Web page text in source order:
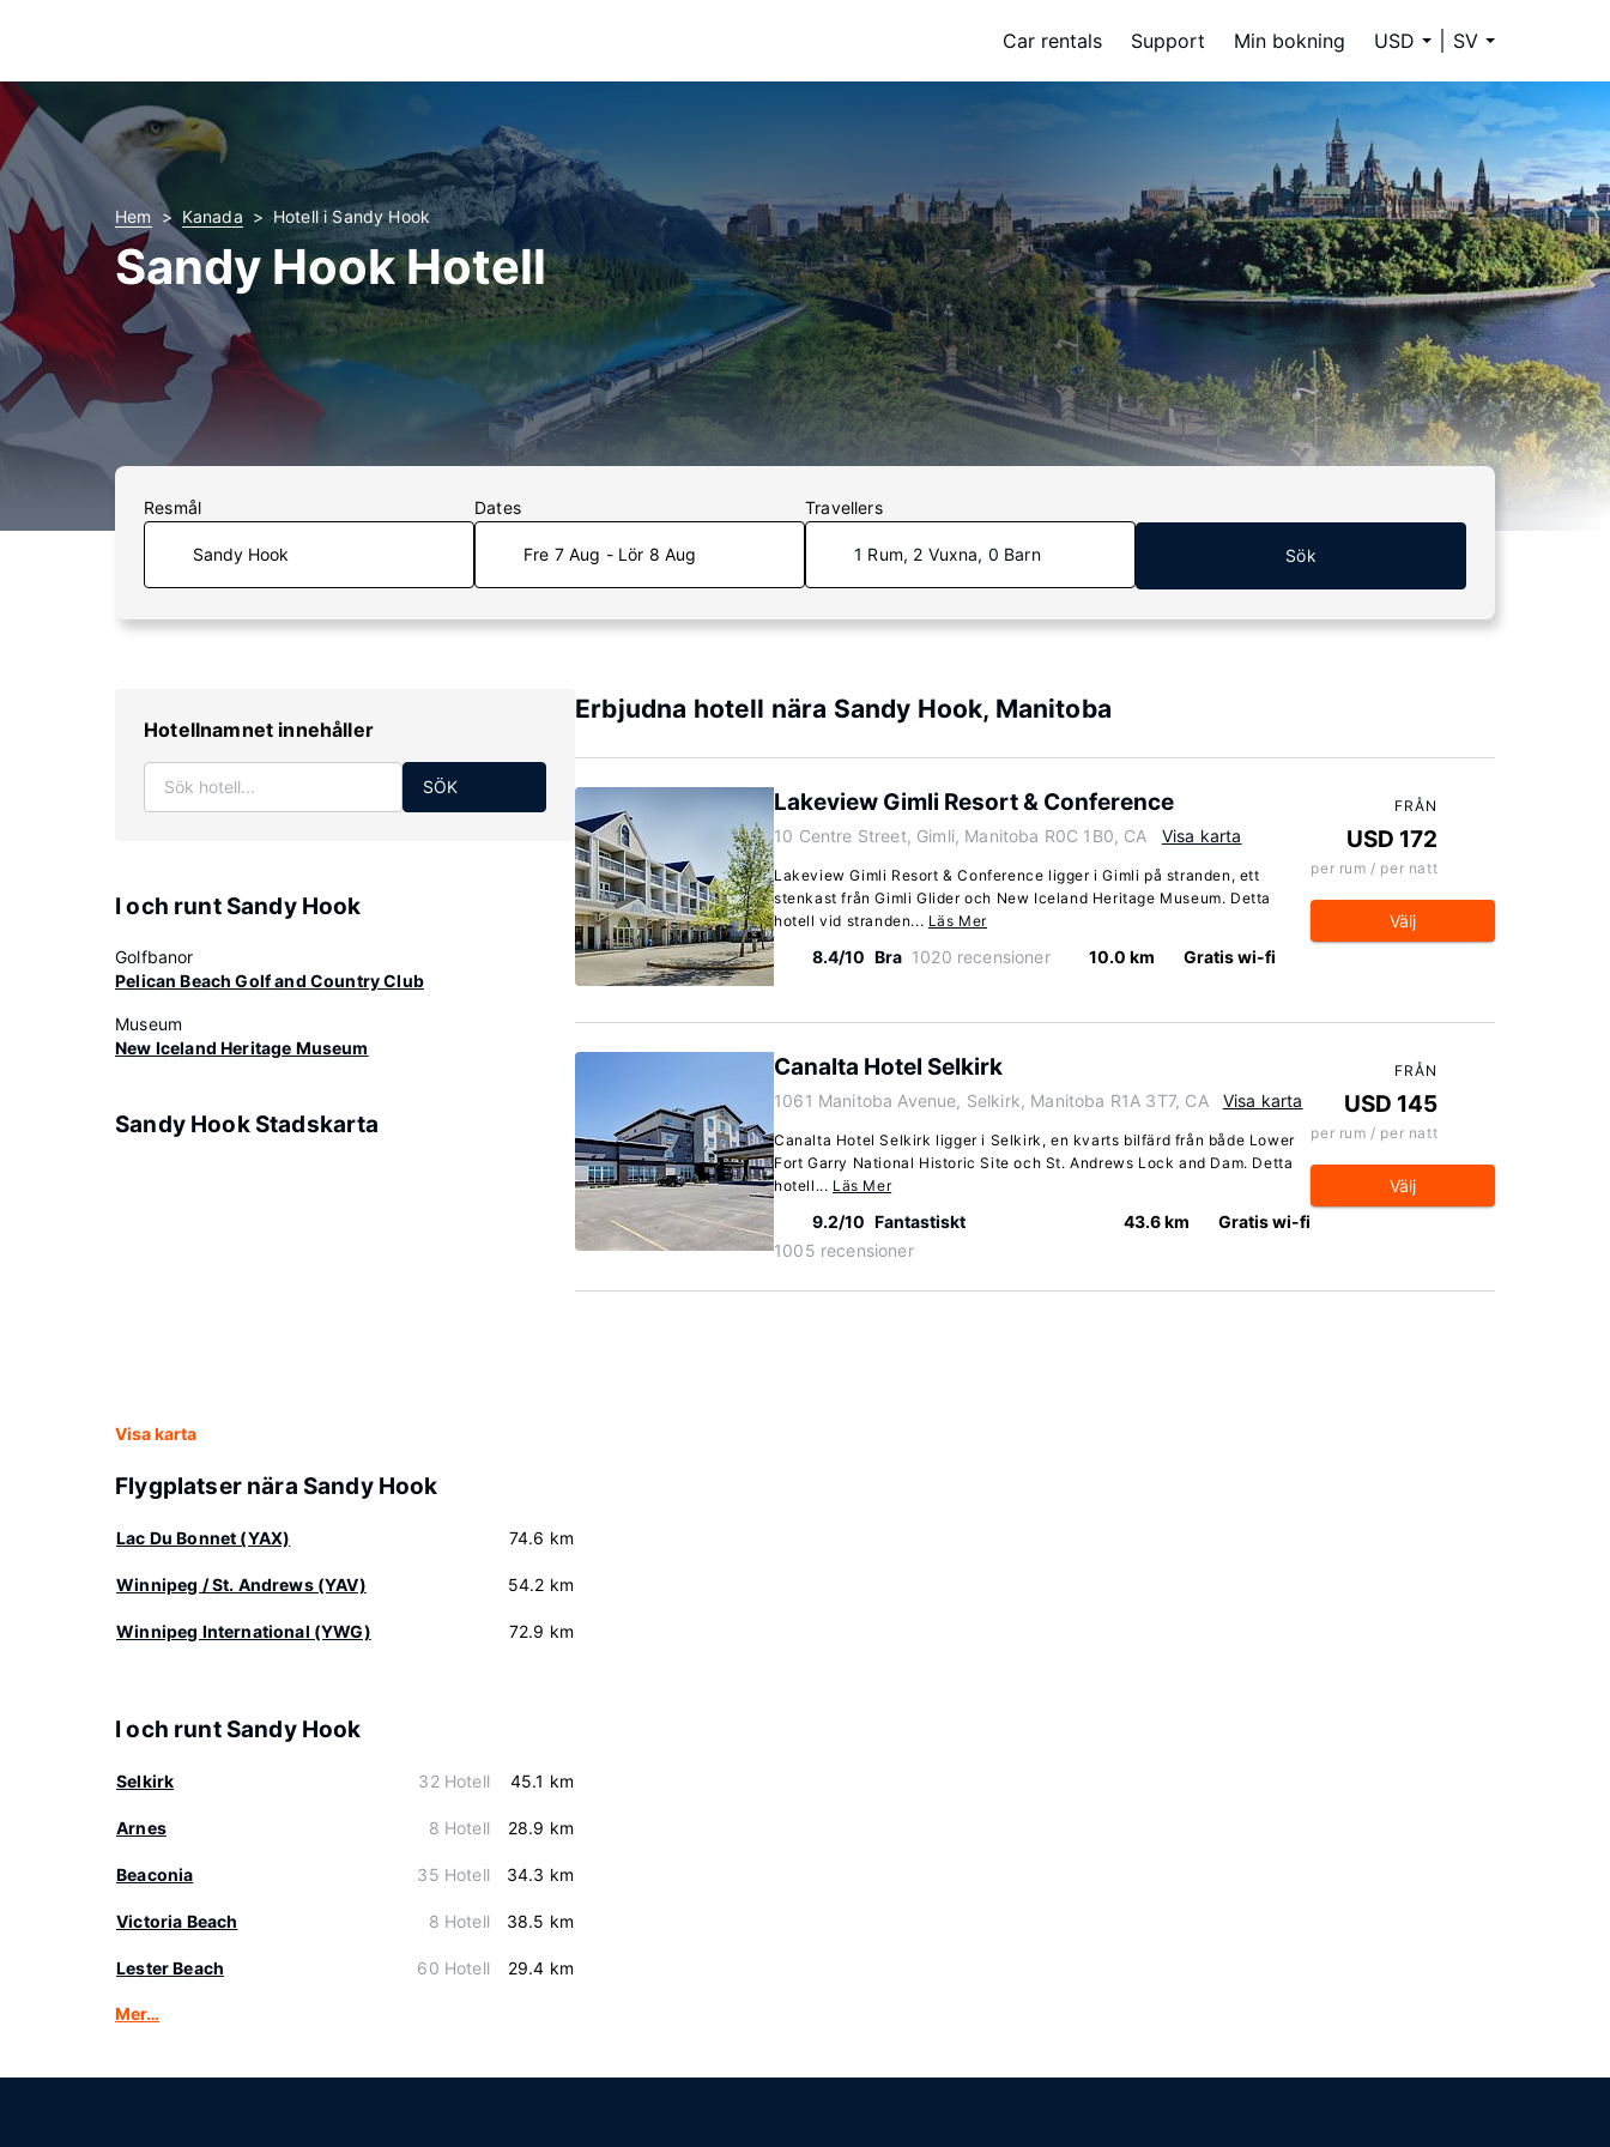
Car rentals Support Min bokning USD SV
Hem Kanada Hotell i Sandy Hook
Sandy Hook Hotell
Resmål Dates
Fre 7 Aug - Lör 8 Aug
Travellers
1 Rum, 2 Vuxna, 0 Barn Sök
Hotellnamnet innehåller
SÖK
I och runt Sandy Hook
Golfbanor
Pelican Beach Golf and Country Club
Museum
New Iceland Heritage Museum
Sandy Hook Stadskarta
Visa karta
Flygplatser nära Sandy Hook
Lac Du Bonnet (YAX) 74.6 km
Winnipeg / St. Andrews (YAV) 54.2 km
Winnipeg International (YWG) 72.9 km
I och runt Sandy Hook
Selkirk 32 Hotell 45.1 km
Arnes 8 Hotell 28.9 km
Beaconia 35 Hotell 34.3 km
Victoria Beach 8 Hotell 38.5 km
Lester Beach 60 Hotell 29.4 km
Mer…
Erbjudna hotell nära Sandy Hook, Manitoba
Lakeview Gimli Resort & Conference
10 Centre Street, Gimli, Manitoba R0C 1B0, CA Visa karta
Lakeview Gimli Resort & Conference ligger i Gimli på stranden, ett
stenkast från Gimli Glider och New Iceland Heritage Museum. Detta
hotell vid stranden... Läs Mer
8.4/10 Bra 1020 recensioner 10.0 km Gratis wi-fi
FRÅN
USD 172
per rum / per natt
Välj
Canalta Hotel Selkirk
1061 Manitoba Avenue, Selkirk, Manitoba R1A 3T7, CA Visa karta
Canalta Hotel Selkirk ligger i Selkirk, en kvarts bilfärd från både Lower
Fort Garry National Historic Site och St. Andrews Lock and Dam. Detta
hotell... Läs Mer
9.2/10 Fantastiskt
1005 recensioner
43.6 km Gratis wi-fi
FRÅN
USD 145
per rum / per natt
Välj